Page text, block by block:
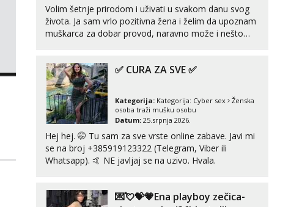
Razgovaram :)
Tel: 064/677-677
tel:0,93€ - mob:1,12€ min
Obavijesti me kada se oslobodi
Anđela
Čekam tvoj poziv!
Tel: 064/677-677- Kod: #142
tel:0,93€ - mob:1,12€ min
Volim šetnje prirodom i uživati u svakom danu svog
života. Ja sam vrlo pozitivna žena i želim da upoznam
muškarca za dobar provod, naravno može i nešto
✅ CURA ZA SVE ✅
Kategorija: Kategorija: Cyber sex
Ženska
osoba traži mušku osobu
Datum: 25.srpnja 2026.
Hej hej. 🤭 Tu sam za sve vrste online zabave. Javi mi
se na broj +385919123322 (Telegram, Viber ili
Whatsapp). 🤙 NE javljaj se na uzivo. Hvala.
💌💘💝💗Ena playboy zečica-